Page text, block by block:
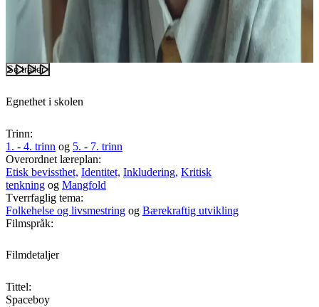
Se trailer
Egnethet i skolen
Trinn:
1. - 4. trinn og 5. - 7. trinn
Overordnet læreplan:
Etisk bevissthet, Identitet, Inkludering, Kritisk
tenkning og Mangfold
Tverrfaglig tema:
Folkehelse og livsmestring og Bærekraftig utvikling
Filmspråk:
Filmdetaljer
Tittel:
Spaceboy